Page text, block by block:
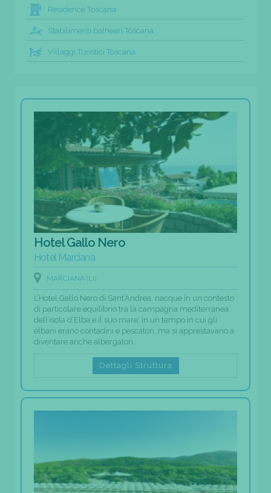
Residence Toscana
Stabilimenti balneari Toscana
Villaggi Turistici Toscana
Hotel Gallo Nero
Hotel Marciana
MARCIANA (LI)
L’Hotel Gallo Nero di Sant’Andrea, nacque in un contesto
di particolare equilibrio tra la campagna mediterranea
dell’isola d’Elba e il suo mare; in un tempo in cui gli
elbani erano contadini e pescatori, ma si apprestavano a
diventare anche albergatori.
Dettagli Struttura